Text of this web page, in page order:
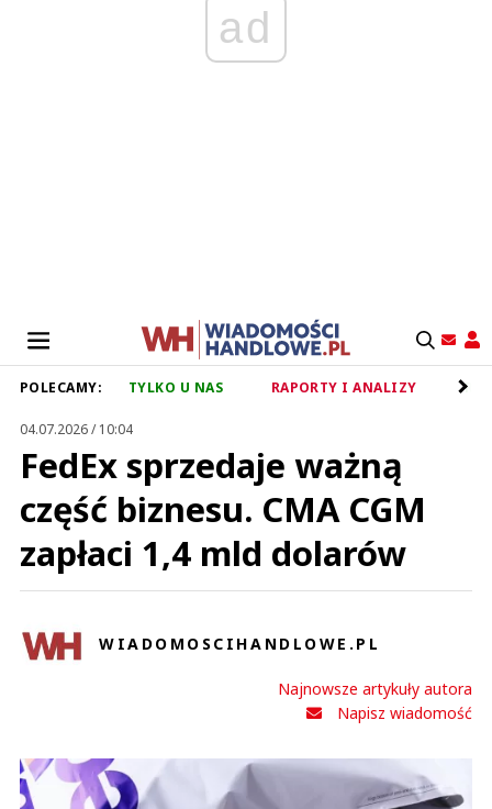
ad
POLECAMY: TYLKO U NAS RAPORTY I ANALIZY
04.07.2026 / 10:04
FedEx sprzedaje ważną
część biznesu. CMA CGM
zapłaci 1,4 mld dolarów
WIADOMOSCIHANDLOWE.PL
Najnowsze artykuły autora
Napisz wiadomość